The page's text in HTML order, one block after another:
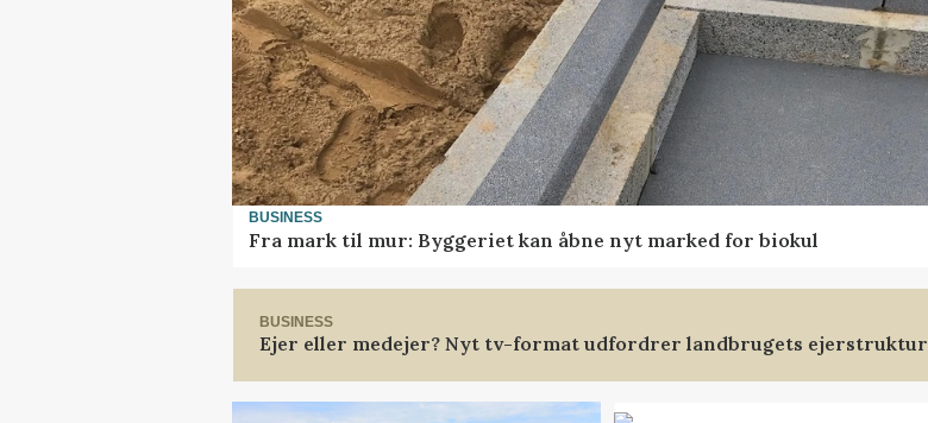
BUSINESS
Fra mark til mur: Byggeriet kan åbne nyt marked for biokul
BUSINESS
Ejer eller medejer? Nyt tv-format udfordrer landbrugets ejerstruktur